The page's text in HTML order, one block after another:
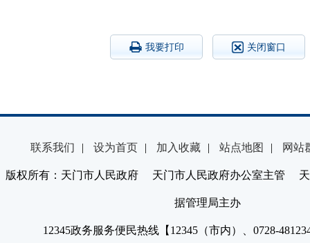
我要打印 关闭窗口
联系我们 | 设为首页 | 加入收藏 | 站点地图 | 网站
版权所有：天门市人民政府 天门市人民政府办公室主管 天
据管理局主办
12345政务服务便民热线【12345（市内）、0728-